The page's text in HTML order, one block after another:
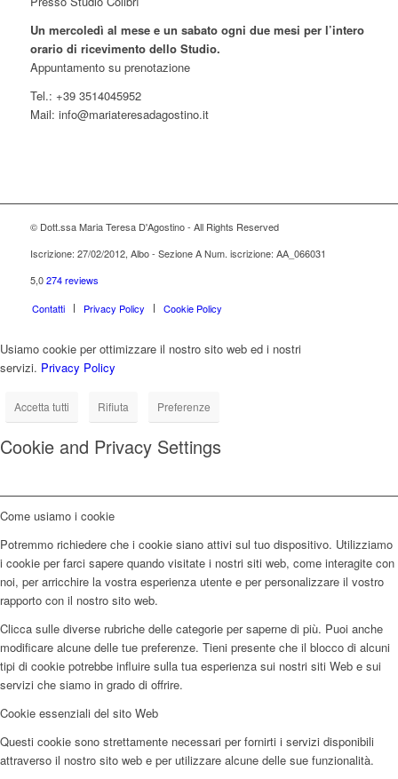
Un mercoledì al mese e un sabato ogni due mesi per l’intero
orario di ricevimento dello Studio.
Appuntamento su prenotazione
Tel.: +39 3514045952
Mail: info@mariateresadagostino.it
© Dott.ssa Maria Teresa D'Agostino - All Rights Reserved
Iscrizione: 27/02/2012, Albo - Sezione A Num. iscrizione: AA_066031
5,0 274 reviews
Contatti
Privacy Policy Cookie Policy
Usiamo cookie per ottimizzare il nostro sito web ed i nostri
servizi. Privacy Policy
Accetta tutti Rifiuta Preferenze
Cookie and Privacy Settings
Come usiamo i cookie
Potremmo richiedere che i cookie siano attivi sul tuo dispositivo. Utilizziamo
i cookie per farci sapere quando visitate i nostri siti web, come interagite con
noi, per arricchire la vostra esperienza utente e per personalizzare il vostro
rapporto con il nostro sito web.
Clicca sulle diverse rubriche delle categorie per saperne di più. Puoi anche
modificare alcune delle tue preferenze. Tieni presente che il blocco di alcuni
tipi di cookie potrebbe influire sulla tua esperienza sui nostri siti Web e sui
servizi che siamo in grado di offrire.
Cookie essenziali del sito Web
Questi cookie sono strettamente necessari per fornirti i servizi disponibili
attraverso il nostro sito web e per utilizzare alcune delle sue funzionalità.